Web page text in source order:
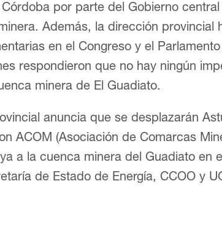
por parte del Gobierno
Además, la dirección provincial
en el Congreso y el
respondieron que no hay ningún
minera de El Guadiato.
anuncia que se desplazarán
ACOM (Asociación de Comarcas
a la cuenca minera del Guadiato en
de Estado de Energía, CCOO y